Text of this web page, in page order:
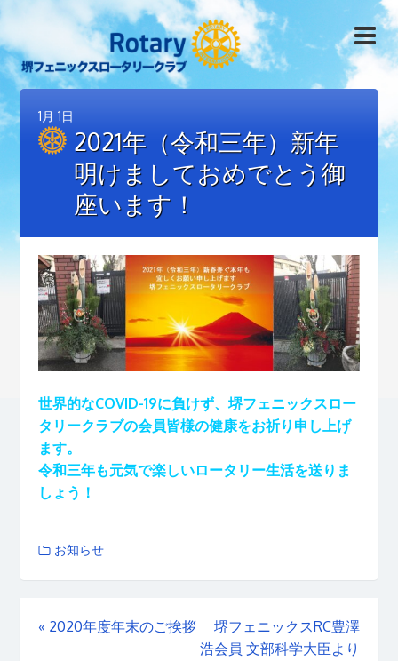
1月 1日
2021年（令和三年）新年
明けましておめでとう御
座います！
世界的なCOVID-19に負けず、堺フェニックスロー
タリークラブの会員皆様の健康をお祈り申し上げ
ます。
令和三年も元気で楽しいロータリー生活を送りま
しょう！
お知らせ
« 2020年度年末のご挨拶
堺フェニックスRC豊澤
浩会員 文部科学大臣より